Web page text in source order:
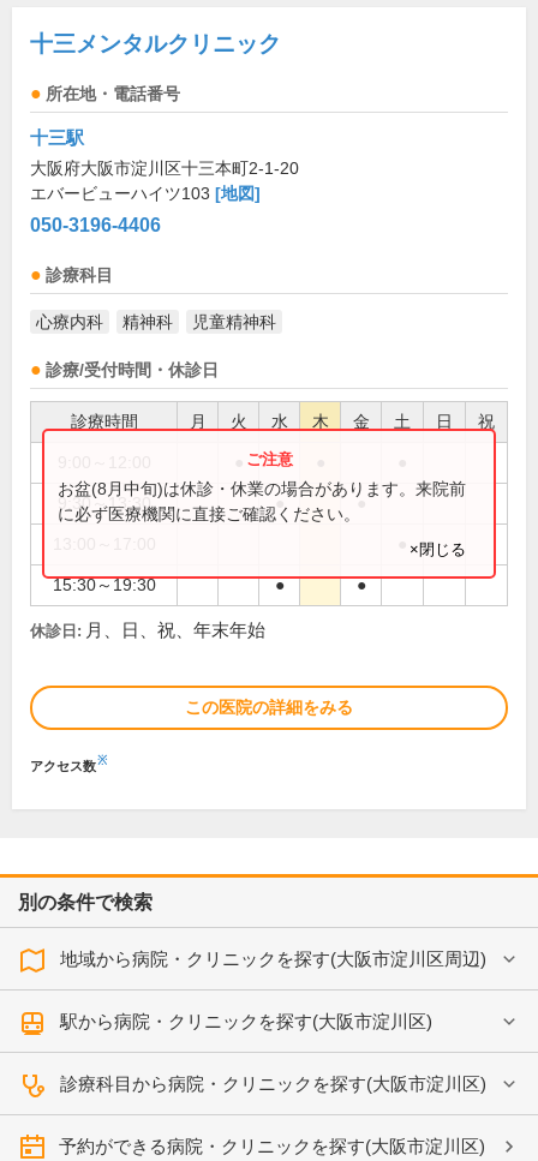
十三メンタルクリニック
所在地・電話番号
十三駅
大阪府大阪市淀川区十三本町2-1-20
エバービューハイツ103 [地図]
050-3196-4406
診療科目
心療内科 精神科 児童精神科
診療/受付時間・休診日
診療時間 月 火 水 木 金 土 日 祝
9:30～13:30 ● ●
15:30～19:30 ● ●
お盆(8月中旬)は休診・休業の場合があります。来院前
に必ず医療機関に直接ご確認ください。
×閉じる
休診日: 月、日、祝、年末年始
この医院の詳細をみる
アクセス数※
別の条件で検索
地域から病院・クリニックを探す(大阪市淀川区周辺)
駅から病院・クリニックを探す(大阪市淀川区)
診療科目から病院・クリニックを探す(大阪市淀川区)
予約ができる病院・クリニックを探す(大阪市淀川区)